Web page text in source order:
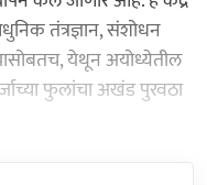
तंत्रज्ञान, संशोधन
येथून अयोध्येतील
फुलांचा अखंड पुरवठा